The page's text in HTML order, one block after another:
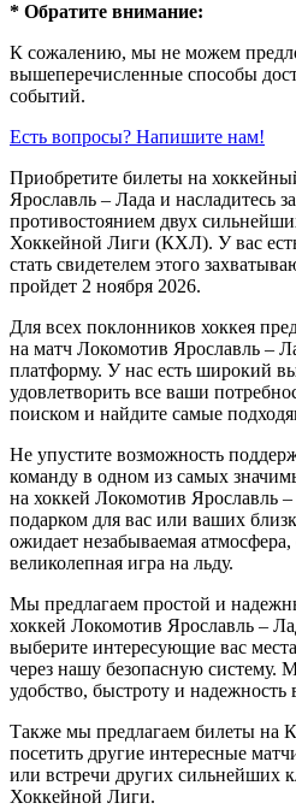
* Обратите внимание:
К сожалению, мы не можем
вышеперечисленные способы
событий.
Есть вопросы? Напишите нам!
Приобретите билеты на
Ярославль – Лада и насладитесь
противостоянием двух
Хоккейной Лиги (КХЛ). У вас
стать свидетелем этого
пройдет 2 ноября 2026.
Для всех поклонников хоккея
на матч Локомотив Ярославль –
платформу. У нас есть широкий
удовлетворить все ваши
поиском и найдите самые
Не упустите возможность
команду в одном из самых
на хоккей Локомотив Ярославль
подарком для вас или ваших
ожидает незабываемая
великолепная игра на льду.
Мы предлагаем простой и
хоккей Локомотив Ярославль –
выберите интересующие вас
через нашу безопасную систему.
удобство, быстроту и надежность
Также мы предлагаем билеты на
посетить другие интересные
или встречи других сильнейших
Хоккейной Лиги.